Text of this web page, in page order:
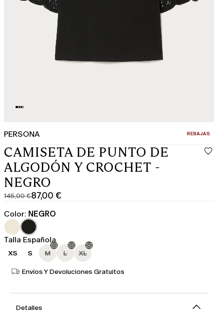
PERSONA CATEGORÍA:
REBAJAS
CAMISETA DE PUNTO DE
ALGODÓN Y CROCHET -
NEGRO
145,00 €
Precio
original
145,00
€
87,00 €
Precio
actual
87,00
€
Color: NEGRO
Talla Española
XS S M L XL
Envíos Y Devoluciones Gratuitos
Detalles